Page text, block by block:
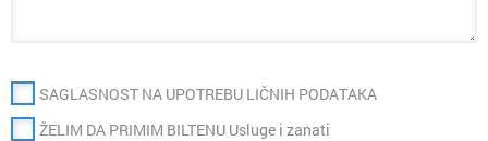
SAGLASNOST NA UPOTREBU LIČNIH PODATAKA
ŽELIM DA PRIMIM BILTENU Usluge i zanati